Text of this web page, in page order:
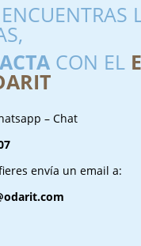
CON EL
– Chat
envía un email a: